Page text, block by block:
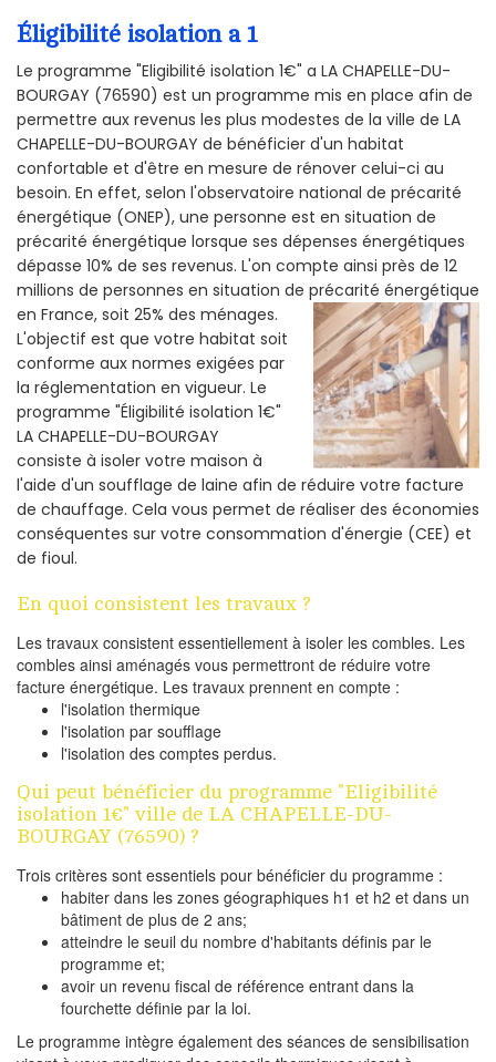
Éligibilité isolation a 1
Le programme "Eligibilité isolation 1€" a LA CHAPELLE-DU-
BOURGAY (76590) est un programme mis en place afin de
permettre aux revenus les plus modestes de la ville de LA
CHAPELLE-DU-BOURGAY de bénéficier d'un habitat
confortable et d'être en mesure de rénover celui-ci au
besoin. En effet, selon l'observatoire national de précarité
énergétique (ONEP), une personne est en situation de
précarité énergétique lorsque ses dépenses énergétiques
dépasse 10% de ses revenus. L'on compte ainsi près de 12
millions de personnes en situation de précarité énergétique
en France, soit 25% des ménages.
L'objectif est que votre habitat soit
conforme aux normes exigées par
la réglementation en vigueur. Le
programme "Éligibilité isolation 1€"
LA CHAPELLE-DU-BOURGAY
consiste à isoler votre maison à
l'aide d'un soufflage de laine afin de réduire votre facture
de chauffage. Cela vous permet de réaliser des économies
conséquentes sur votre consommation d'énergie (CEE) et
de fioul.
En quoi consistent les travaux ?
Les travaux consistent essentiellement à isoler les combles. Les
combles ainsi aménagés vous permettront de réduire votre
facture énergétique. Les travaux prennent en compte :
l'isolation thermique
l'isolation par soufflage
l'isolation des comptes perdus.
Qui peut bénéficier du programme "Eligibilité
isolation 1€" ville de LA CHAPELLE-DU-
BOURGAY (76590) ?
Trois critères sont essentiels pour bénéficier du programme :
habiter dans les zones géographiques h1 et h2 et dans un
bâtiment de plus de 2 ans;
atteindre le seuil du nombre d'habitants définis par le
programme et;
avoir un revenu fiscal de référence entrant dans la
fourchette définie par la loi.
Le programme intègre également des séances de sensibilisation